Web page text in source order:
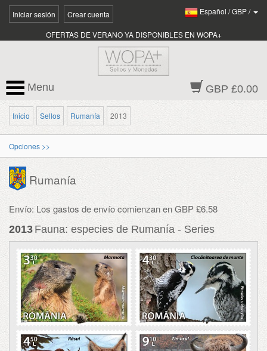
Iniciar sesión Crear cuenta Español /GBP/
OFERTAS DE VERANO YA DISPONIBLES EN WOPA+
GBP £0.00
Menu
Inicio Sellos Rumanía 2013
Opciones >>
Rumanía
Envío: Los gastos de envío comienzan en GBP £6.58
2013 Fauna: especies de Rumanía - Series